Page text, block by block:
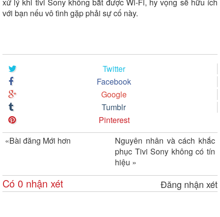
xử lý khi tivi Sony không bắt được Wi-Fi, hy vọng sẽ hữu ích
với bạn nếu vô tình gặp phải sự cố này.
Twitter
Facebook
Google
Tumblr
Pinterest
«Bài đăng Mới hơn
Nguyên nhân và cách khắc
phục Tivi Sony không có tín
hiệu »
Có 0 nhận xét Đăng nhận xét